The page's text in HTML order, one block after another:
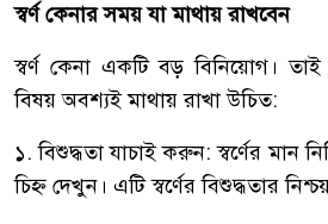
স্বর্ণ কেনার সময় যা মাথায় রাখবেন
স্বর্ণ কেনা একটি বড় বিনিয়োগ।
বিষয় অবশ্যই মাথায় রাখা উচিত:
১. বিশুদ্ধতা যাচাই করুন: স্বর্ণের মান
চিহ্ন দেখুন। এটি স্বর্ণের বিশুদ্ধতার